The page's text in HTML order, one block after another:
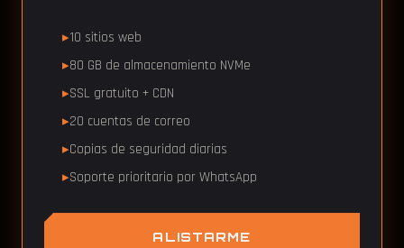
10 sitios web
80 GB de almacenamiento NVMe
SSL gratuito + CDN
20 cuentas de correo
Copias de seguridad diarias
Soporte prioritario por WhatsApp
ALISTARME